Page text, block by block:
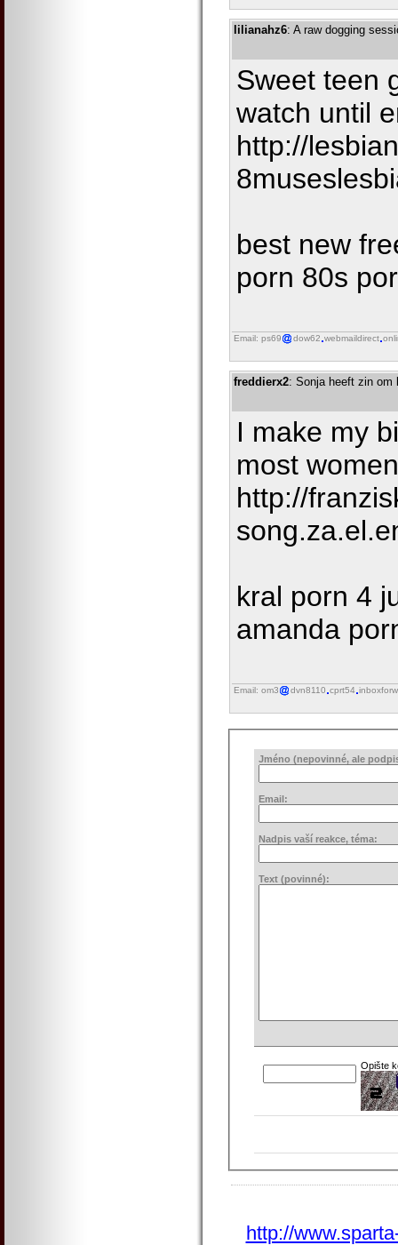
lilianahz6: A raw dogging
Sweet teen
watch until
http://
best new
porn 80s
Email: ps69 dow62 webmaildirect
freddierx2: Sonja heeft zin om
I make my
most
http://
kral porn 4
amanda
Email: om3 dvn8110 cprt54
Jméno (nepovinné, ale
Email:
Nadpis vaší reakce, téma:
Text (povinné):
Opište
http://